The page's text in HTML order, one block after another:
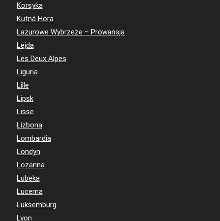
Korsyka
Kutná Hora
Lazurowe Wybrzeże – Prowansja
Lejda
Les Deux Alpes
Liguria
Lille
Lipsk
Lisse
Lizbona
Lombardia
Londyn
Lozanna
Lubeka
Lucerna
Luksemburg
Lyon